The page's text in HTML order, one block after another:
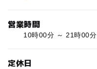
営業時間
10時00分 ～ 21時00分
定休日